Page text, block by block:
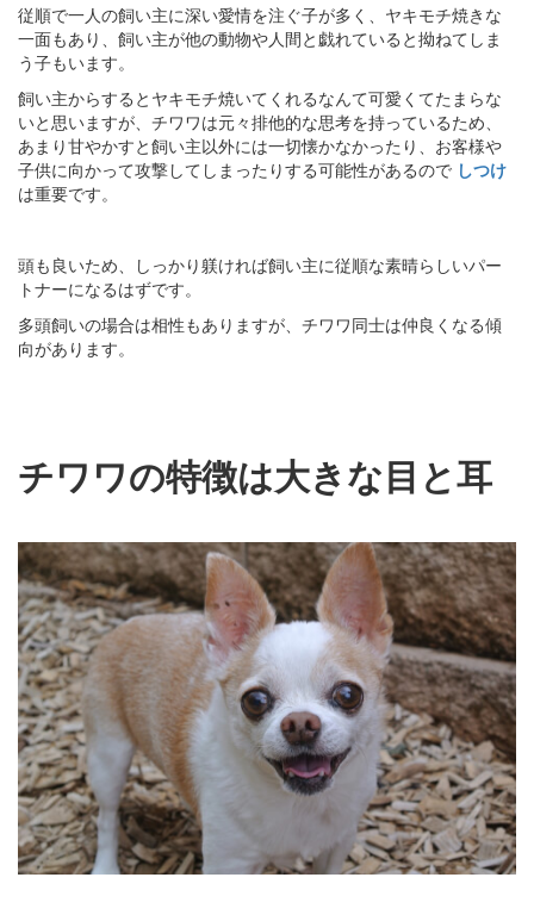
従順で一人の飼い主に深い愛情を注ぐ子が多く、ヤキモチ焼きな
一面もあり、飼い主が他の動物や人間と戯れていると拗ねてしま
う子もいます。
飼い主からするとヤキモチ焼いてくれるなんて可愛くてたまらな
いと思いますが、チワワは元々排他的な思考を持っているため、
あまり甘やかすと飼い主以外には一切懐かなかったり、お客様や
子供に向かって攻撃してしまったりする可能性があるので しつけ
は重要です。
頭も良いため、しっかり躾ければ飼い主に従順な素晴らしいパー
トナーになるはずです。
多頭飼いの場合は相性もありますが、チワワ同士は仲良くなる傾
向があります。
チワワの特徴は大きな目と耳